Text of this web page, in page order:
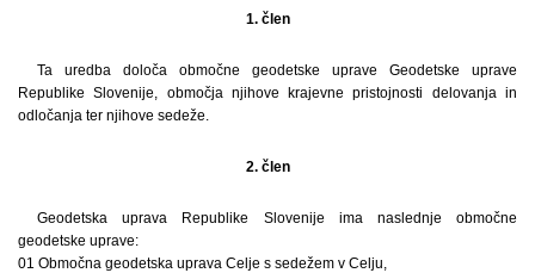
1. člen
Ta uredba določa območne geodetske uprave Geodetske uprave
Republike Slovenije, območja njihove krajevne pristojnosti delovanja in
odločanja ter njihove sedeže.
2. člen
Geodetska uprava Republike Slovenije ima naslednje območne
geodetske uprave:
01 Območna geodetska uprava Celje s sedežem v Celju,